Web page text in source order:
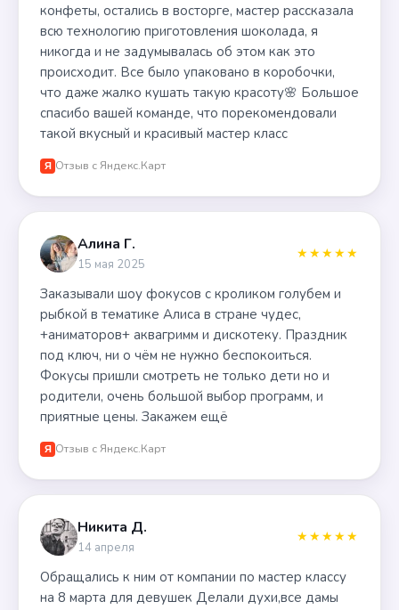
конфеты, остались в восторге, мастер рассказала
всю технологию приготовления шоколада, я
никогда и не задумывалась об этом как это
происходит. Все было упаковано в коробочки,
что даже жалко кушать такую красоту🌸 Большое
спасибо вашей команде, что порекомендовали
такой вкусный и красивый мастер класс
Я Отзыв с Яндекс.Карт
Алина Г.
15 мая 2025
★★★★★
Заказывали шоу фокусов с кроликом голубем и
рыбкой в тематике Алиса в стране чудес,
+аниматоров+ аквагримм и дискотеку. Праздник
под ключ, ни о чём не нужно беспокоиться.
Фокусы пришли смотреть не только дети но и
родители, очень большой выбор программ, и
приятные цены. Закажем ещё
Я Отзыв с Яндекс.Карт
Никита Д.
14 апреля
★★★★★
Обращались к ним от компании по мастер классу
на 8 марта для девушек Делали духи,все дамы